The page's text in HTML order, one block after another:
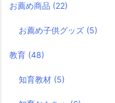
お薦め商品 (22)
お薦め子供グッズ (5)
教育 (48)
知育教材 (5)